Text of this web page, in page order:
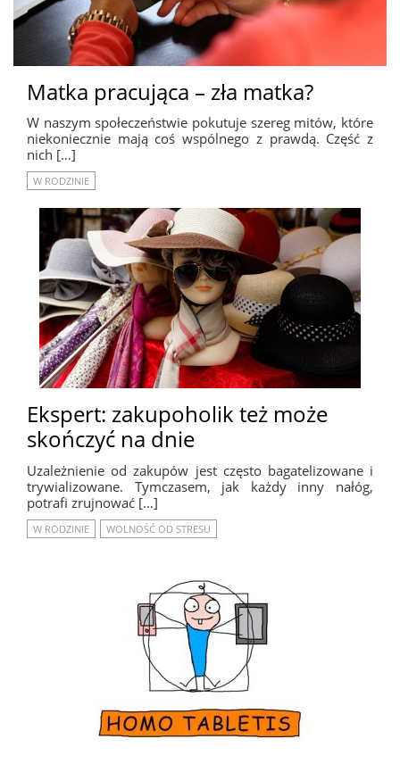
Matka pracująca – zła matka?
W naszym społeczeństwie pokutuje szereg mitów, które
niekoniecznie mają coś wspólnego z prawdą. Część z
nich […]
W RODZINIE
Ekspert: zakupoholik też może
skończyć na dnie
Uzależnienie od zakupów jest często bagatelizowane i
trywializowane. Tymczasem, jak każdy inny nałóg,
potrafi zrujnować […]
W RODZINIE WOLNOŚĆ OD STRESU